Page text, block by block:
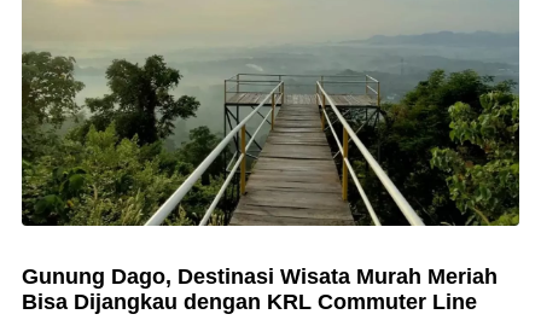
Gunung Dago, Destinasi Wisata Murah Meriah
Bisa Dijangkau dengan KRL Commuter Line